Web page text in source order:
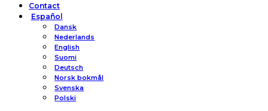
Contact
Español
Dansk
Nederlands
English
Suomi
Deutsch
Norsk bokmål
Svenska
Polski